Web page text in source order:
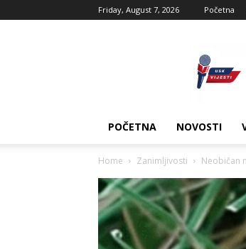
Friday, August 7, 2026 Početna
POČETNA NOVOSTI
Home Zanimljivosti Neobičan